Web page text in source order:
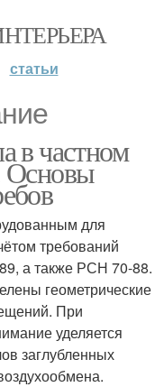
статьи
в частном
Основы
для
требований
а также РСН 70-88.
геометрические
При
уделяется
заглубленных